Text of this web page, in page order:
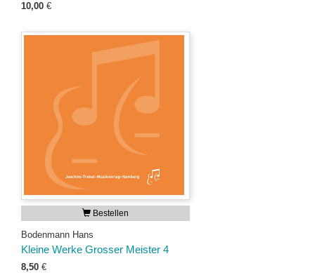
10,00 €
Bestellen
Bodenmann Hans
Kleine Werke Grosser Meister 4
8,50 €